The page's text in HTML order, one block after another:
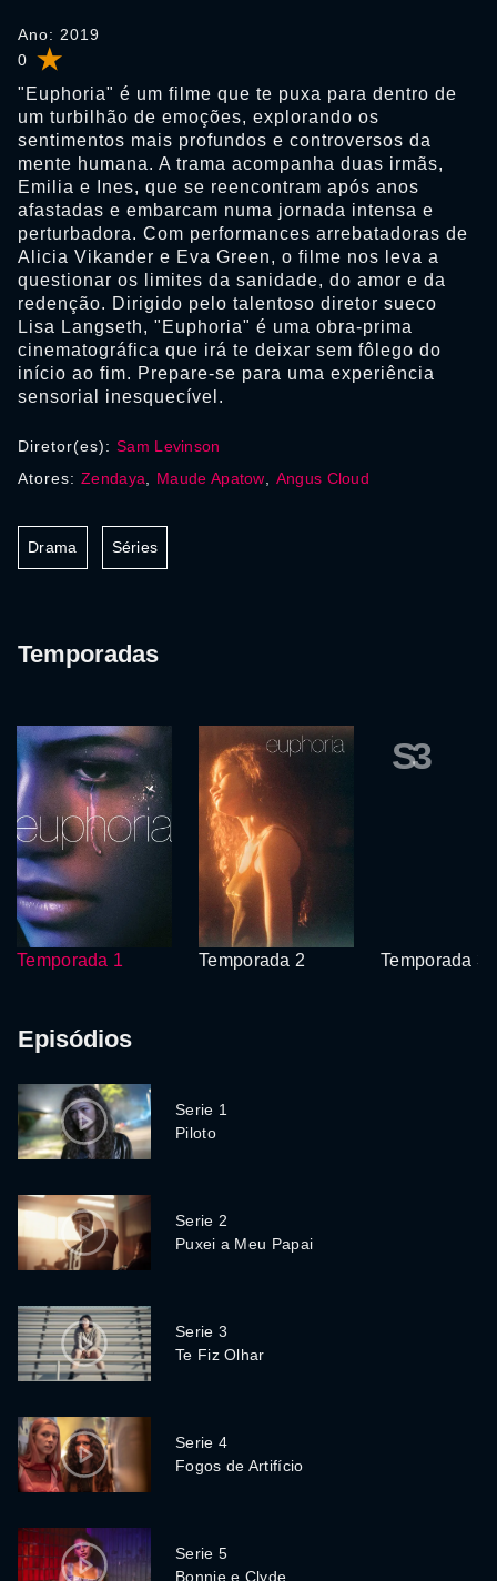
0
Ano: 2019
"Euphoria" é um filme que te puxa para dentro de
um turbilhão de emoções, explorando os
sentimentos mais profundos e controversos da
mente humana. A trama acompanha duas irmãs,
Emilia e Ines, que se reencontram após anos
afastadas e embarcam numa jornada intensa e
perturbadora. Com performances arrebatadoras de
Alicia Vikander e Eva Green, o filme nos leva a
questionar os limites da sanidade, do amor e da
redenção. Dirigido pelo talentoso diretor sueco
Lisa Langseth, "Euphoria" é uma obra-prima
cinematográfica que irá te deixar sem fôlego do
início ao fim. Prepare-se para uma experiência
sensorial inesquecível.
Diretor(es): Sam Levinson
Atores: Zendaya Maude Apatow Angus Cloud
Drama Séries
Temporadas
Temporada 1 Temporada 2
S3
Temporada 3
Episódios
Serie 1
Piloto
Serie 2
Puxei a Meu Papai
Serie 3
Te Fiz Olhar
Serie 4
Fogos de Artifício
Serie 5
Bonnie e Clyde